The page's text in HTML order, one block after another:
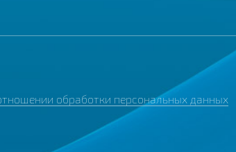
обработки персональных данных